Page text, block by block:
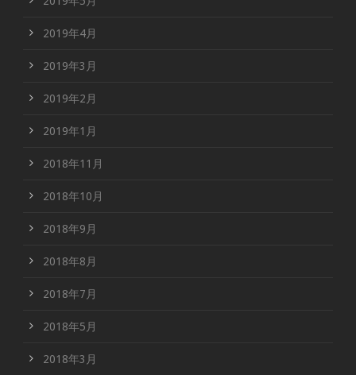
2019年4月
2019年3月
2019年2月
2019年1月
2018年11月
2018年10月
2018年9月
2018年8月
2018年7月
2018年5月
2018年3月